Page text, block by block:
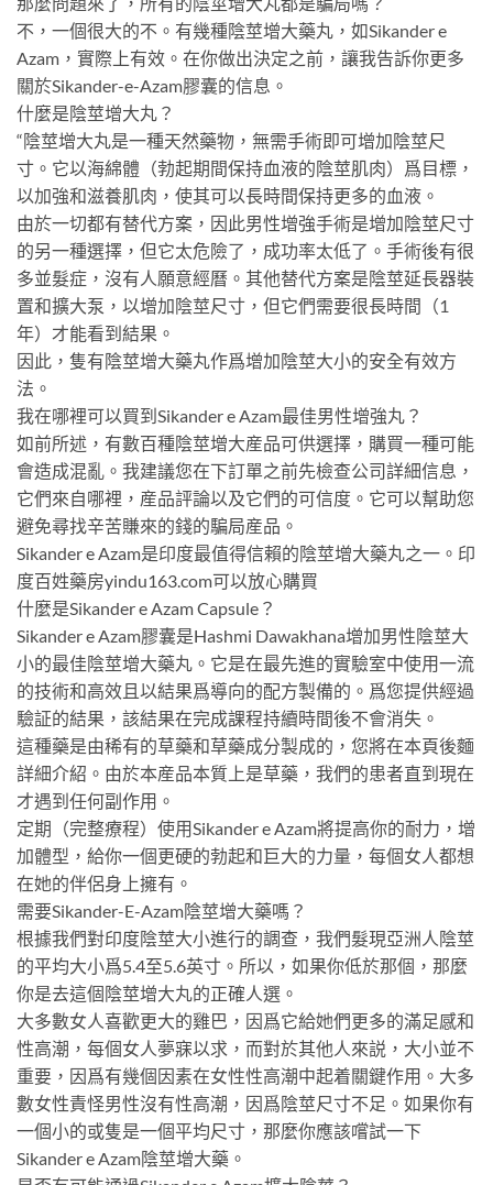
不，一個很大的不。有幾種陰莖增大藥丸，如Sikander e
Azam，實際上有效。在你做出決定之前，讓我告訴你更多
關於Sikander-e-Azam膠囊的信息。
什麼是陰莖增大丸？
“陰莖增大丸是一種天然藥物，無需手術即可增加陰莖尺
寸。它以海綿體（勃起期間保持血液的陰莖肌肉）爲目標，
以加強和滋養肌肉，使其可以長時間保持更多的血液。
由於一切都有替代方案，因此男性增強手術是增加陰莖尺寸
的另一種選擇，但它太危險了，成功率太低了。手術後有很
多並髮症，沒有人願意經曆。其他替代方案是陰莖延長器裝
置和擴大泵，以增加陰莖尺寸，但它們需要很長時間（1
年）才能看到結果。
因此，隻有陰莖增大藥丸作爲增加陰莖大小的安全有效方
法。
我在哪裡可以買到Sikander e Azam最佳男性增強丸？
如前所述，有數百種陰莖增大産品可供選擇，購買一種可能
會造成混亂。我建議您在下訂單之前先檢查公司詳細信息，
它們來自哪裡，産品評論以及它們的可信度。它可以幫助您
避免尋找辛苦賺來的錢的騙局産品。
Sikander e Azam是印度最值得信賴的陰莖增大藥丸之一。印
度百姓藥房yindu163.com可以放心購買
什麼是Sikander e Azam Capsule？
Sikander e Azam膠囊是Hashmi Dawakhana增加男性陰莖大
小的最佳陰莖增大藥丸。它是在最先進的實驗室中使用一流
的技術和高效且以結果爲導向的配方製備的。爲您提供經過
驗証的結果，該結果在完成課程持續時間後不會消失。
這種藥是由稀有的草藥和草藥成分製成的，您將在本頁後麵
詳細介紹。由於本産品本質上是草藥，我們的患者直到現在
才遇到任何副作用。
定期（完整療程）使用Sikander e Azam將提高你的耐力，增
加體型，給你一個更硬的勃起和巨大的力量，每個女人都想
在她的伴侶身上擁有。
需要Sikander-E-Azam陰莖增大藥嗎？
根據我們對印度陰莖大小進行的調查，我們髮現亞洲人陰莖
的平均大小爲5.4至5.6英寸。所以，如果你低於那個，那麼
你是去這個陰莖增大丸的正確人選。
大多數女人喜歡更大的雞巴，因爲它給她們更多的滿足感和
性高潮，每個女人夢寐以求，而對於其他人來説，大小並不
重要，因爲有幾個因素在女性性高潮中起着關鍵作用。大多
數女性責怪男性沒有性高潮，因爲陰莖尺寸不足。如果你有
一個小的或隻是一個平均尺寸，那麼你應該嚐試一下
Sikander e Azam陰莖增大藥。